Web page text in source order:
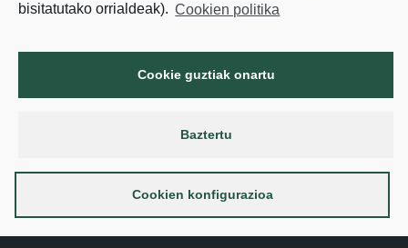
bisitatutako orrialdeak). Cookien politika
Cookie guztiak onartu
Baztertu
Cookien konfigurazioa